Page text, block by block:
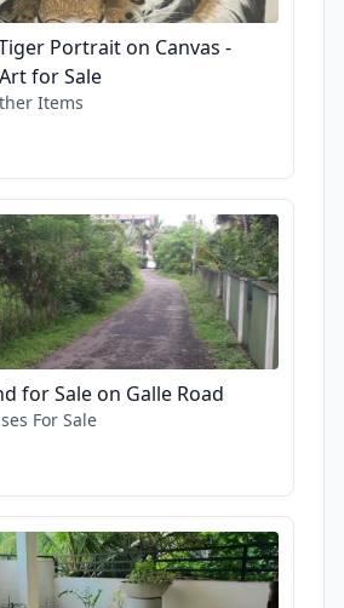
Portrait on Canvas -
for Sale
Items
for Sale on Galle Road
For Sale